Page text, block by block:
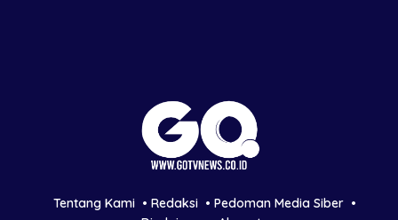
Tentang Kami Redaksi
Pedoman Media Siber